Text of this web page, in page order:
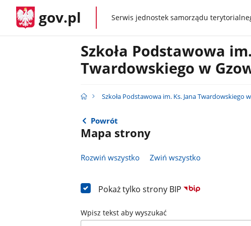
gov.pl gov.plSerwis jednostek samorządu
Szkoła Podstawowa
Twardowskiego w
Szkoła Podstawowa im. Ks. Jana Twardowskiego
Powrót
Mapa strony
Rozwiń wszystko Zwiń wszystko
Pokaż tylko strony BIP
Wpisz tekst aby wyszukać